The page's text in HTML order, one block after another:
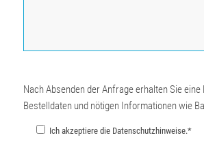
Nach Absenden der Anfrage erhalten Sie eine
Bestelldaten und nötigen Informationen wie
Ich akzeptiere die Datenschutzhinweise.*